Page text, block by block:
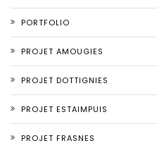
PORTFOLIO
PROJET AMOUGIES
PROJET DOTTIGNIES
PROJET ESTAIMPUIS
PROJET FRASNES